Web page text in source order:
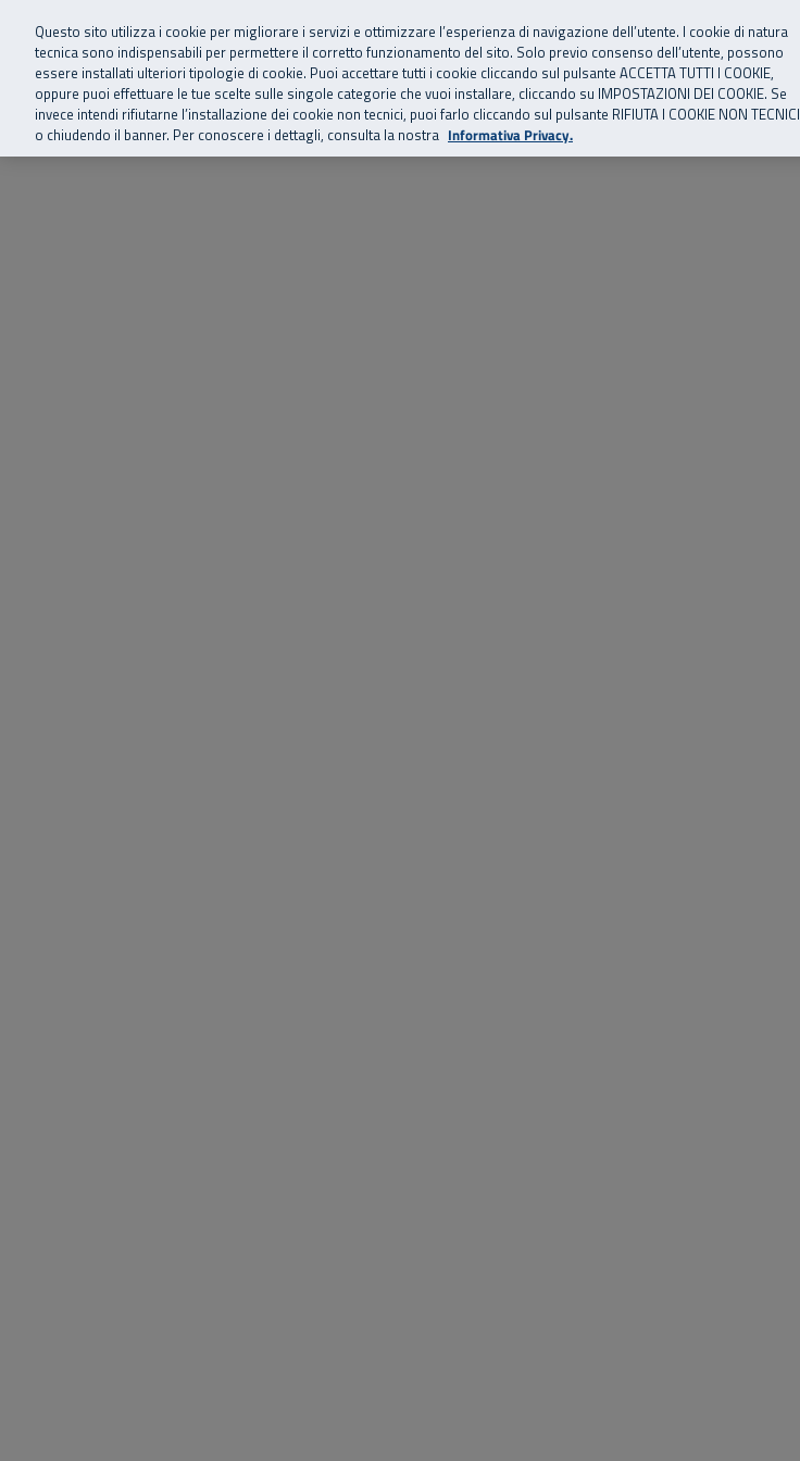
Vai al menu principale
Vai al contenuto principale
Vai al Footer
SuperAbile - il Contact Center Inail per il mondo della disabilità
Home Chi siamo Storie, news ed eventi Risorse utili Supporto
Questo sito utilizza i cookie per migliorare i servizi e ottimizzare l’esperienza di navigazione dell’utente. I cookie di natura
tecnica sono indispensabili per permettere il corretto funzionamento del sito. Solo previo consenso dell’utente, possono
essere installati ulteriori tipologie di cookie. Puoi accettare tutti i cookie cliccando sul pulsante ACCETTA TUTTI I COOKIE,
oppure puoi effettuare le tue scelte sulle singole categorie che vuoi installare, cliccando su IMPOSTAZIONI DEI COOKIE. Se
invece intendi rifiutarne l’installazione dei cookie non tecnici, puoi farlo cliccando sul pulsante RIFIUTA I COOKIE NON TECNICI
o chiudendo il banner. Per conoscere i dettagli, consulta la nostra Informativa Privacy.